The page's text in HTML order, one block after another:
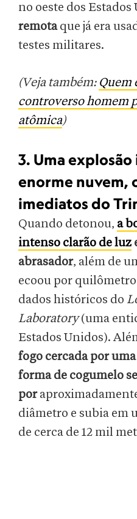
no oeste dos Estados
remotaque já era
testes militares.
(Veja também: Quem
controverso homem
atômica)
3. Uma
enorme nuvem,
imediatos do
Quando detonou, a
intenso clarão de luz
abrasador, além de
ecoou por
dados históricos do
Laboratory(uma
Estados Unidos).
fogo cercada por
forma de cogumelo
por
diâmetro e subia em
de cerca de 12 mil